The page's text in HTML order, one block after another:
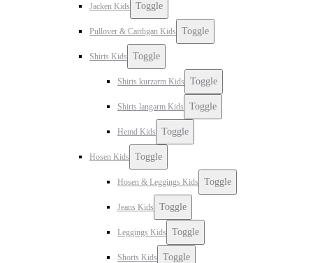
Jacken Kids Toggle
Pullover & Cardigan Kids Toggle
Shirts Kids Toggle
Shirts kurzarm Kids Toggle
Shirts langarm Kids Toggle
Hemd Kids Toggle
Hosen Kids Toggle
Hosen & Leggings Kids Toggle
Jeans Kids Toggle
Leggings Kids Toggle
Shorts Kids Toggle